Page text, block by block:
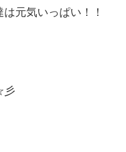
元気いっぱい！！
彡